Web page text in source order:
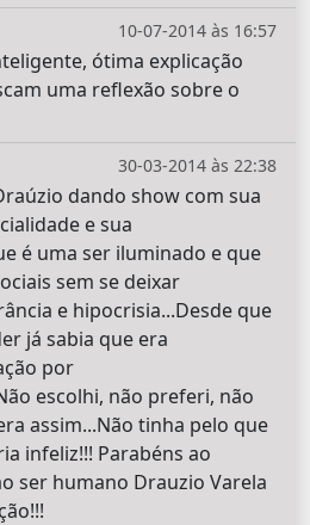
10-07-2014 às 16:57
ótima explicação
uma reflexão sobre o
30-03-2014 às 22:38
dando show com sua
e sua
é uma ser iluminado e que
sem se deixar
e hipocrisia...Desde que
já sabia que era
por
escolhi, não preferi, não
assim...Não tinha pelo que
infeliz!!! Parabéns ao
ser humano Drauzio Varela